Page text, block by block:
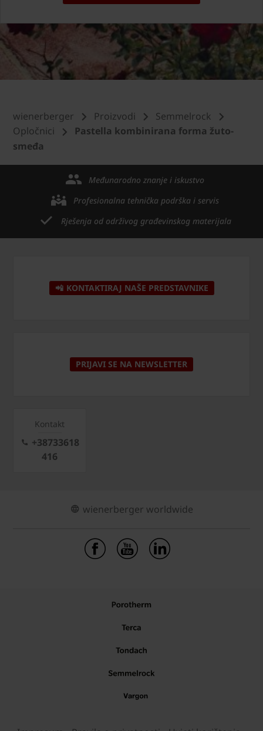
wienerberger Proizvodi
Semmelrock
Opločnici
Pastella kombinirana forma žuto-
smeđa
Međunarodno znanje i iskustvo
Profesionalna tehnička podrška i servis
Rješenja od održivog građevinskog materijala
📲 KONTAKTIRAJ NAŠE PREDSTAVNIKE
PRIJAVI SE NA NEWSLETTER
Kontakt
+38733618
416
wienerberger worldwide